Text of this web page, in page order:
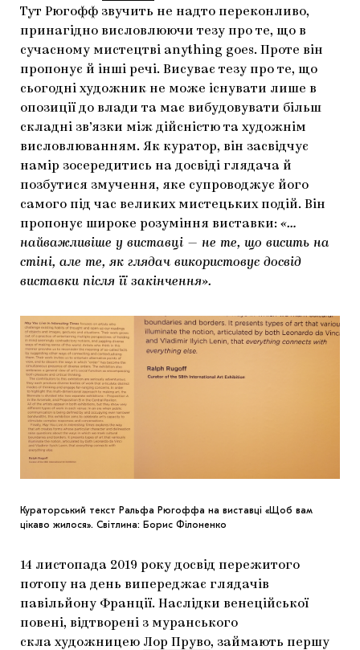
Тут Рюгофф звучить не надто переконливо,
принагідно висловлюючи тезу про те, що в
сучасному мистецтві anything goes. Проте він
пропонує й інші речі. Висуває тезу про те, що
сьогодні художник не може існувати лише в
опозиції до влади та має вибудовувати більш
складні зв’язки між дійсністю та художнім
висловлюванням. Як куратор, він засвідчує
намір зосередитись на досвіді глядача й
позбутися змучення, яке супроводжує його
самого під час великих мистецьких подій. Він
пропонує широке розуміння виставки: «…
найважливіше у виставці — не те, що висить на
стіні, але те, як глядач використовує досвід
виставки після її закінчення».
Кураторський текст Ральфа Рюгоффа на виставці «Щоб вам
цікаво жилося». Світлина: Борис Філоненко
14 листопада 2019 року досвід пережитого
потопу на день випереджає глядачів
павільйону Франції. Наслідки венеційської
повені, відтворені з муранського
скла художницею Лор Пруво, займають першу